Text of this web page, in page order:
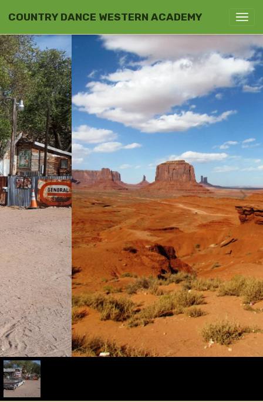
COUNTRY DANCE WESTERN ACADEMY